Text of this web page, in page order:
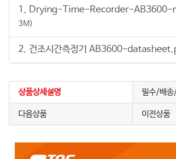
1. Drying-Time-Recorder-AB3600-
3M)
2. 건조시간측정기 AB3600-
상품상세설명 필수/배
다음상품 이전상품